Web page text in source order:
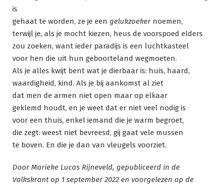
is
gehaat te worden, ze je een gelukzoeker noemen,
terwijl je, als je mocht kiezen, heus de voorspoed elders
zou zoeken, want ieder paradijs is een luchtkasteel
voor hen die uit hun geboorteland wegmoeten.
Als je alles kwijt bent wat je dierbaar is: huis, haard,
waardigheid, kind. Als je bij aankomst al ziet
dat men de armen niet open maar op elkaar
geklemd houdt, en je weet dat er niet veel nodig is
voor een thuis, enkel iemand die je warm begroet,
die zegt: weest niet bevreesd, gij gaat vele mussen
te boven. En die je dan van vleugels voorziet.
Door Marieke Lucas Rijneveld, gepubliceerd in de
Volkskrant op 1 september 2022 en voorgelezen op de